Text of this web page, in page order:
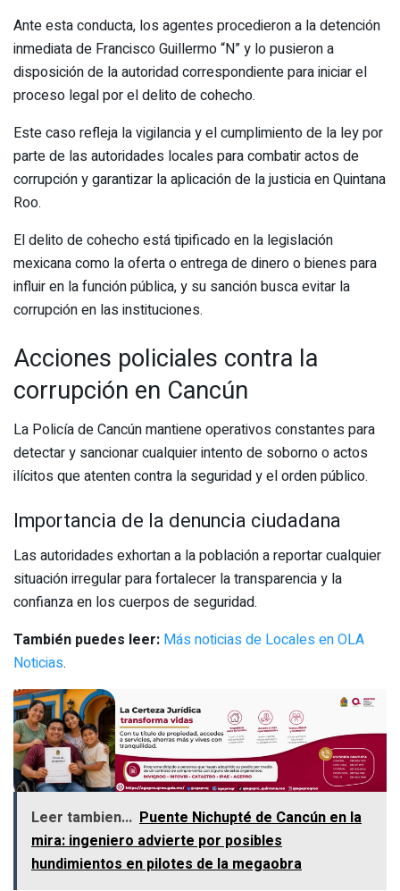
Ante esta conducta, los agentes procedieron a la detención
inmediata de Francisco Guillermo “N” y lo pusieron a
disposición de la autoridad correspondiente para iniciar el
proceso legal por el delito de cohecho.
Este caso refleja la vigilancia y el cumplimiento de la ley por
parte de las autoridades locales para combatir actos de
corrupción y garantizar la aplicación de la justicia en Quintana
Roo.
El delito de cohecho está tipificado en la legislación
mexicana como la oferta o entrega de dinero o bienes para
influir en la función pública, y su sanción busca evitar la
corrupción en las instituciones.
Acciones policiales contra la
corrupción en Cancún
La Policía de Cancún mantiene operativos constantes para
detectar y sancionar cualquier intento de soborno o actos
ilícitos que atenten contra la seguridad y el orden público.
Importancia de la denuncia ciudadana
Las autoridades exhortan a la población a reportar cualquier
situación irregular para fortalecer la transparencia y la
confianza en los cuerpos de seguridad.
También puedes leer: Más noticias de Locales en OLA
Noticias.
Leer tambien... Puente Nichupté de Cancún en la
mira: ingeniero advierte por posibles
hundimientos en pilotes de la megaobra